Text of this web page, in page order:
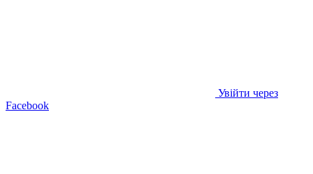
Увійти через
Facebook